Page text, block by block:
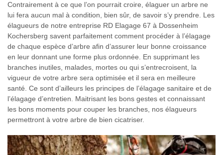
Contrairement à ce que l’on pourrait croire, élaguer un arbre ne
lui fera aucun mal à condition, bien sûr, de savoir s’y prendre. Les
élagueurs de notre entreprise RD Elagage 67 à Dossenheim
Kochersberg savent parfaitement comment procéder à l’élagage
de chaque espèce d’arbre afin d’assurer leur bonne croissance
en leur donnant une forme plus ordonnée. En supprimant les
branches inutiles, malades, mortes ou qui s’entrecroisent, la
vigueur de votre arbre sera optimisée et il sera en meilleure
santé. Ce sont d’ailleurs les principes de l’élagage sanitaire et de
l’élagage d’entretien. Maitrisant les bons gestes et connaissant
les bons moments pour couper les branches, nos élagueurs
permettront à votre arbre de bien cicatriser.